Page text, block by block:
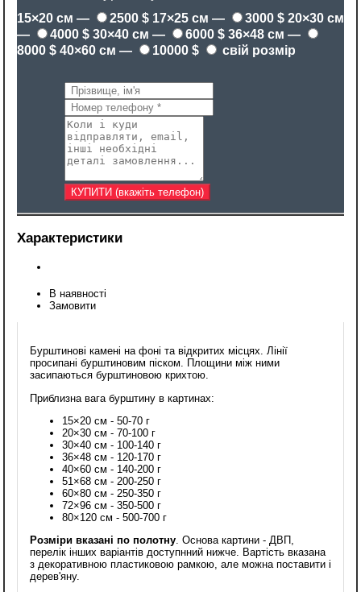
15×20 см — 2500 $ 17×25 см — 3000 $ 20×30 см
—
4000 $ 30×40 см — 6000 $ 36×48 см —
8000 $ 40×60 см — 10000 $ свій розмір
Характеристики
В наявності
Замовити
Бурштинові камені на фоні та відкритих місцях. Лінії
просипані бурштиновим піском. Площини між ними
засипаються бурштиновою крихтою.
Приблизна вага бурштину в картинах:
15×20 см - 50-70 г
20×30 см - 70-100 г
30×40 см - 100-140 г
36×48 см - 120-170 г
40×60 см - 140-200 г
51×68 см - 200-250 г
60×80 см - 250-350 г
72×96 см - 350-500 г
80×120 см - 500-700 г
Розміри вказані по полотну. Основа картини - ДВП,
перелік інших варіантів доступнний нижче. Вартість вказана
з декоративною пластиковою рамкою, але можна поставити і
дерев'яну.